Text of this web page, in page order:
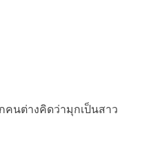
คนต่างคิดว่ามุกเป็นสาว